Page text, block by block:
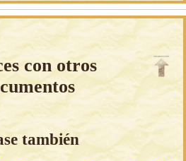
con otros
también